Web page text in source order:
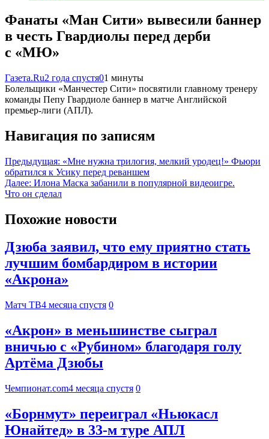
Фанаты «Ман Сити» вывесили баннер
в честь Гвардиолы перед дерби
с «МЮ»
Газета.Ru2 года спустя01 минуты
Болельщики «Манчестер Сити» посвятили главному тренеру
команды Пепу Гвардиоле баннер в матче Английской
премьер-лиги (АПЛ).
Навигация по записям
Предыдущая: «Мне нужна трилогия, мелкий уродец!» Фьюри
обратился к Усику перед реваншем
Далее: Илона Маска забанили в популярной видеоигре.
Что он сделал
Похожие новости
Дзюба заявил, что ему приятно стать
лучшим бомбардиром в истории
«Акрона»
Матч ТВ4 месяца спустя 0
«Акрон» в меньшинстве сыграл
вничью с «Рубином» благодаря голу
Артёма Дзюбы
Чемпионат.com4 месяца спустя 0
«Борнмут» переиграл «Ньюкасл
Юнайтед» в 33-м туре АПЛ